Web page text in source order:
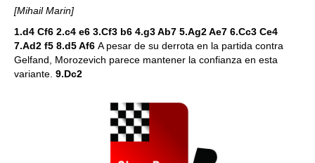
[Mihail Marin]
1.d4 Cf6 2.c4 e6 3.Cf3 b6 4.g3 Ab7 5.Ag2 Ae7 6.Cc3 Ce4
7.Ad2 f5 8.d5 Af6 A pesar de su derrota en la partida contra
Gelfand, Morozevich parece mantener la confianza en esta
variante. 9.Dc2